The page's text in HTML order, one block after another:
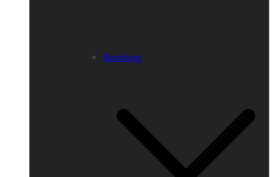
Bandung